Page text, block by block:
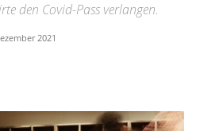
den Covid-Pass verlangen.
2021